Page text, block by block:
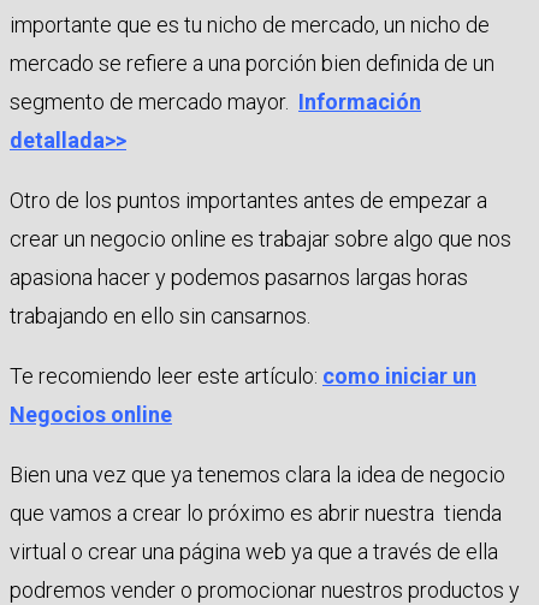
importante que es tu nicho de mercado, un nicho de
mercado se refiere a una porción bien definida de un
segmento de mercado mayor. Información
detallada>>
Otro de los puntos importantes antes de empezar a
crear un negocio online es trabajar sobre algo que nos
apasiona hacer y podemos pasarnos largas horas
trabajando en ello sin cansarnos.
Te recomiendo leer este artículo: como iniciar un
Negocios online
Bien una vez que ya tenemos clara la idea de negocio
que vamos a crear lo próximo es abrir nuestra tienda
virtual o crear una página web ya que a través de ella
podremos vender o promocionar nuestros productos y